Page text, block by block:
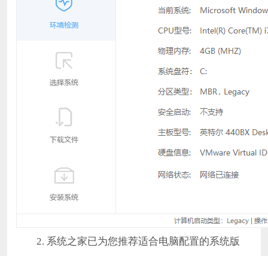
2. 系统之家已为您推荐适合电脑配置的系统版